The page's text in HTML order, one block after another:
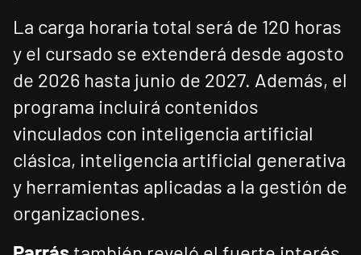
La carga horaria total será de 120 horas
y el cursado se extenderá desde agosto
de 2026 hasta junio de 2027. Además, el
programa incluirá contenidos
vinculados con inteligencia artificial
clásica, inteligencia artificial generativa
y herramientas aplicadas a la gestión de
organizaciones.